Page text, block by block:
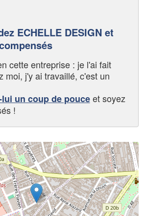
ECHELLE DESIGN et
cette entreprise : je l'ai fait
moi, j'y ai travaillé, c'est un
un coup de pouceet soyez
!